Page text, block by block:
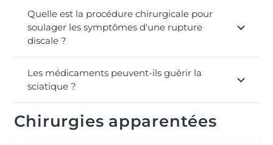
Quelle est la procédure chirurgicale pour
soulager les symptômes d'une rupture
discale ?
Les médicaments peuvent-ils guérir la
sciatique ?
Chirurgies apparentées